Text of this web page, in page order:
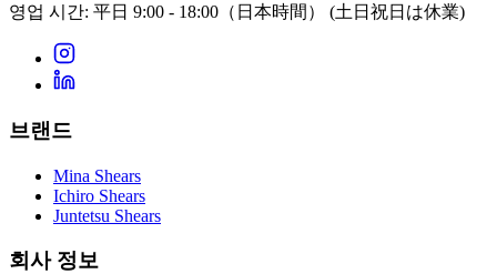
영업 시간: 平日 9:00 - 18:00（日本時間） (土日祝日は休業)
브랜드
Mina Shears
Ichiro Shears
Juntetsu Shears
회사 정보